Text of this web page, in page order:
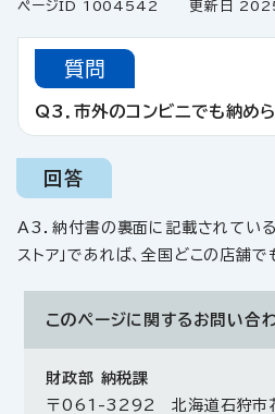
ページID 1004542 更新日
質問
Q3．市外のコンビニでも納め
回答
A3．納付書の裏面に記載されている
ストア」であれば、全国どこの店舗で
このページに関する お問い合
財政部 納税課
〒061-3292 北海道石狩市